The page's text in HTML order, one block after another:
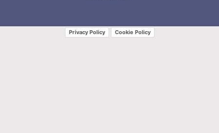
Privacy Policy Cookie Policy